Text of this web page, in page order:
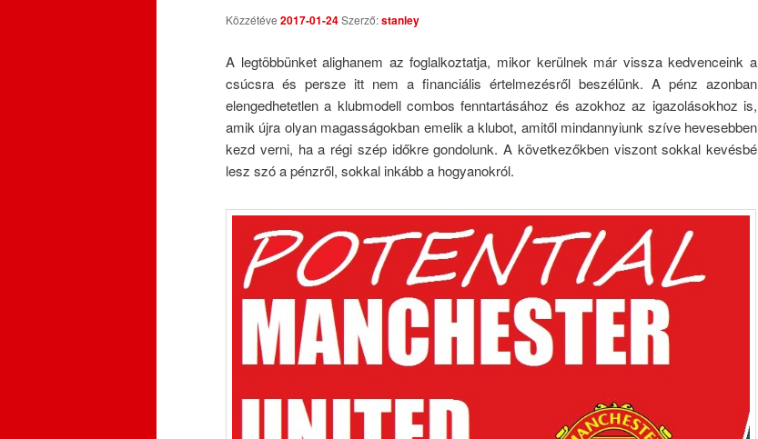
Közzétéve 2017-01-24Szerző:stanley
A legtöbbünket alighanem az foglalkoztatja, mikor kerülnek már vissza kedvenceink a
csúcsra és persze itt nem a financiális értelmezésről beszélünk. A pénz azonban
elengedhetetlen a klubmodell combos fenntartásához és azokhoz az igazolásokhoz is,
amik újra olyan magasságokban emelik a klubot, amitől mindannyiunk szíve hevesebben
kezd verni, ha a régi szép időkre gondolunk. A következőkben viszont sokkal kevésbé
lesz szó a pénzről, sokkal inkább a hogyanokról.